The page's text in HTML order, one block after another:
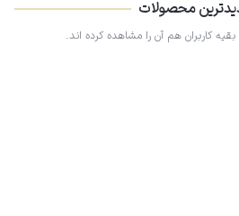
محصولات
کاربران هم آن را مشاهده کرده اند.